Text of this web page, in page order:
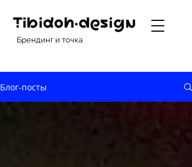
Брендинг и точка
Блог-посты